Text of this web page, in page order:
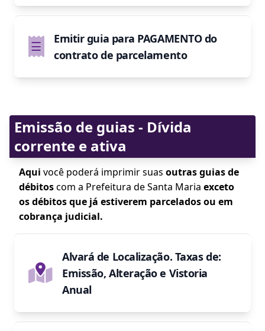
Emitir guia para PAGAMENTOdo
contrato de parcelamento
Emissão de guias - Dívida
corrente e ativa
Aqui você poderá imprimir suas outras guias de
débitoscom a Prefeitura de Santa Maria exceto
os débitos que já estiverem parcelados ou em
cobrança judicial.
Alvará de Localização. Taxas de:
Emissão, Alteração e Vistoria
Anual